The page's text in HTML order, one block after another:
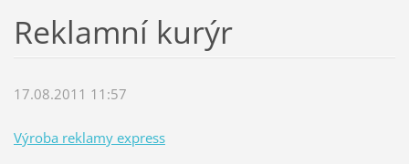
Reklamní kurýr
17.08.2011 11:57
Výroba reklamy express